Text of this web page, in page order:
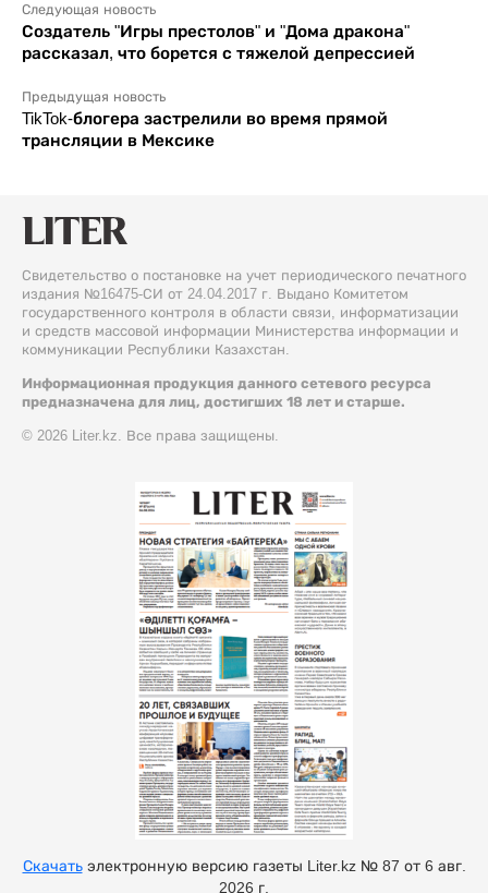
Следующая новость
Создатель "Игры престолов" и "Дома дракона"
рассказал, что борется с тяжелой депрессией
Предыдущая новость
TikTok-блогера застрелили во время прямой
трансляции в Мексике
Свидетельство о постановке на учет периодического печатного
издания №16475-СИ от 24.04.2017 г. Выдано Комитетом
государственного контроля в области связи, информатизации
и средств массовой информации Министерства информации и
коммуникации Республики Казахстан.
Информационная продукция данного сетевого ресурса
предназначена для лиц, достигших 18 лет и старше.
© 2026 Liter.kz. Все права защищены.
Скачатьэлектронную версию газеты Liter.kz № 87 от 6 авг.
2026 г.